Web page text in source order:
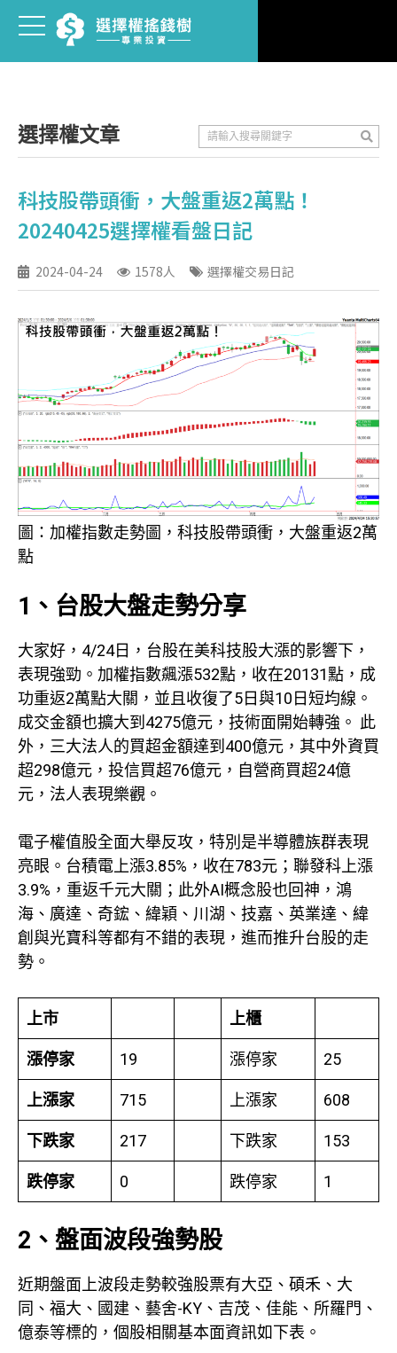
選擇權文章
科技股帶頭衝，大盤重返2萬點！
20240425選擇權看盤日記
2024-04-24 1578人 選擇權交易日記
圖：加權指數走勢圖，科技股帶頭衝，大盤重返2萬
點
1、台股大盤走勢分享
大家好，4/24日，台股在美科技股大漲的影響下，
表現強勁。加權指數飆漲532點，收在20131點，成
功重返2萬點大關，並且收復了5日與10日短均線。
成交金額也擴大到4275億元，技術面開始轉強。 此
外，三大法人的買超金額達到400億元，其中外資買
超298億元，投信買超76億元，自營商買超24億
元，法人表現樂觀。
電子權值股全面大舉反攻，特別是半導體族群表現
亮眼。台積電上漲3.85%，收在783元；聯發科上漲
3.9%，重返千元大關；此外AI概念股也回神，鴻
海、廣達、奇鋐、緯穎、川湖、技嘉、英業達、緯
創與光寶科等都有不錯的表現，進而推升台股的走
勢。
上市 上櫃
漲停家 19 漲停家 25
上漲家 715 上漲家 608
下跌家 217 下跌家 153
跌停家 0 跌停家 1
2、盤面波段強勢股
近期盤面上波段走勢較強股票有大亞、碩禾、大
同、福大、國建、藝舍-KY、吉茂、佳能、所羅門、
億泰等標的，個股相關基本面資訊如下表。